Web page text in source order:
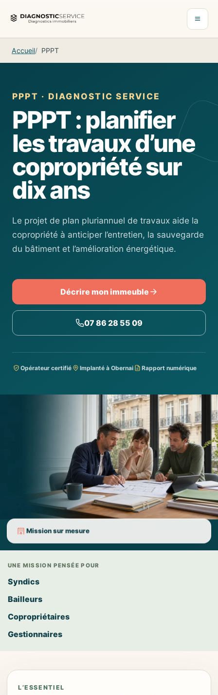
Ouvrir
Accueil PPPT
PPPT · DIAGNOSTIC SERVICE
PPPT : planifier
les travaux d’une
copropriété sur
dix ans
Le projet de plan pluriannuel de travaux aide la
copropriété à anticiper l’entretien, la sauvegarde
du bâtiment et l’amélioration énergétique.
Décrire mon immeuble
07 86 28 55 09
Opérateur certifié Implanté à Obernai Rapport numérique
Mission sur mesure
UNE MISSION PENSÉE POUR
Syndics
Bailleurs
Copropriétaires
Gestionnaires
L’ESSENTIEL